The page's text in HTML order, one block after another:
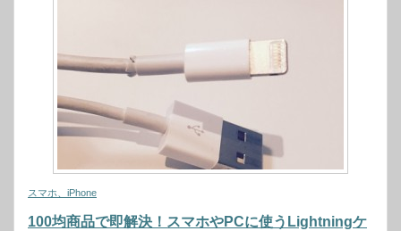
スマホ、iPhone
100均商品で即解決！スマホやPCに使うLightningケ